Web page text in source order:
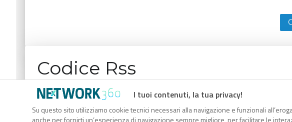
I tuoi contenuti, la tua privacy!
Su questo sito utilizziamo cookie tecnici necessari alla navigazione e funzionali
anche per fornirti un’esperienza di navigazione sempre migliore, per facilitare le
Codice Rss
RSS link